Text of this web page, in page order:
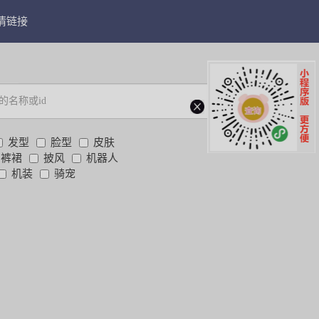
链接
查找
发型 脸型
皮肤
裤裙
披风
机器人
机装
骑宠